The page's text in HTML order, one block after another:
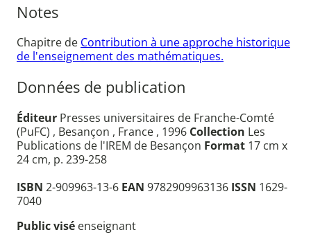
Notes
Chapitre de Contribution à une approche historique
de l'enseignement des mathématiques.
Données de publication
Éditeur Presses universitaires de Franche-Comté
(PuFC) , Besançon , France , 1996 Collection Les
Publications de l'IREM de Besançon Format 17 cm x
24 cm, p. 239-258
ISBN 2-909963-13-6 EAN 9782909963136 ISSN 1629-
7040
Public visé enseignant